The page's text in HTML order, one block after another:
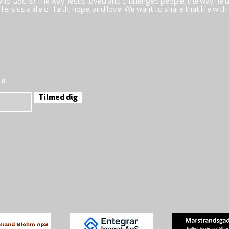
us a life of faith, hope, and love. We want to share that life with
Tilmed dig